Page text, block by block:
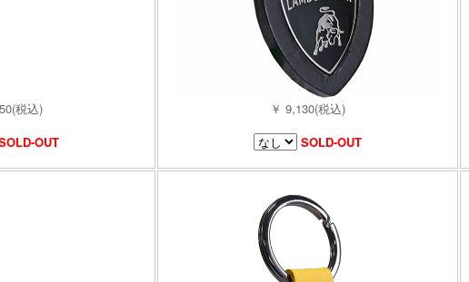
税込)
OUT
￥ 9,130(税込)
SOLD-OUT